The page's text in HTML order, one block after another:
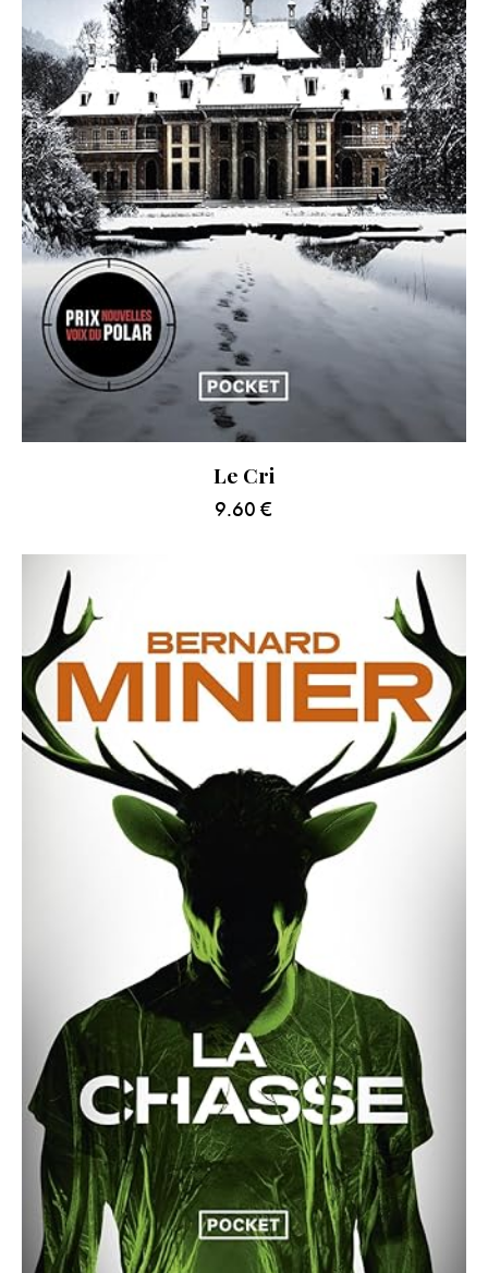
Le Cri
9.60 €